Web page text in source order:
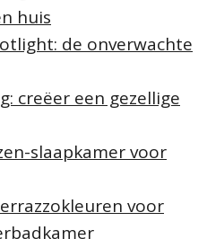
huis
de onverwachte
creëer een gezellige
slaapkamer voor
voor